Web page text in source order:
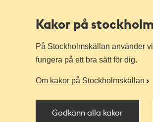
Kakor på
På Stockholmskällan använder
fungera på ett bra sätt för dig.
Om kakor på Stockholmskällan
Godkänn alla kakor